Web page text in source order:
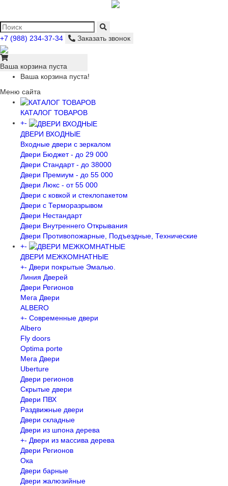
+7 (988) 234-37-34 Заказать звонок
Ваша корзина пуста
Ваша корзина пуста!
Меню сайта
КАТАЛОГ ТОВАРОВ
+-
ДВЕРИ ВХОДНЫЕ
Входные двери с зеркалом
Двери Бюджeт - до 29 000
Двери Стaндaрт - до 38000
Двери Прeмиум - до 55 000
Двери Люкс - от 55 000
Двери с кoвкой и стеклопакетом
Двери с Терморазрывом
Двери Нecтaндaрт
Двери Внутреннего Открывания
Двери Противопожарные, Подъездные, Технические
+-
ДВЕРИ МЕЖКОМНАТНЫЕ
+- Двери покрытые Эмалью.
Линия Дверей
Двери Регионов
Мега Двери
ALBERO
+- Современные двери
Albero
Fly doors
Optima porte
Мега Двери
Uberture
Двери регионов
Скрытые двери
Двери ПВХ
Раздвижные двери
Двери складные
Двери из шпона дерева
+- Двери из массива дерева
Двери Регионов
Ока
Двери барные
Двери жалюзийные